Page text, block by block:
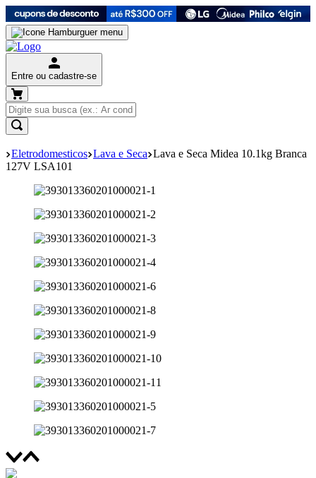
Entre ou cadastre-se
Eletrodomesticos Lava e Seca Lava e Seca Midea 10.1kg Branca
127V LSA101